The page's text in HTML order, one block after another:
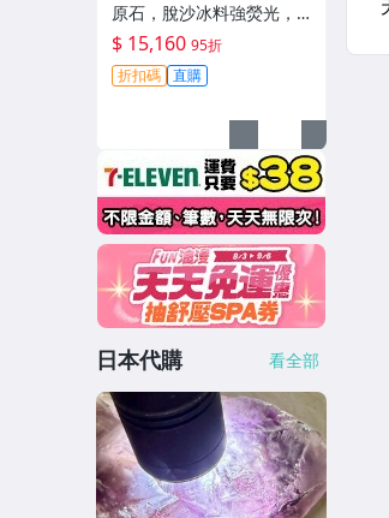
原石，脫沙冰料強熒光，
皮殼完整水頭佳，適合製
作手鐲掛件，蒼蠅翅表現
優異 翡翠 原石 手工
$ 15,160 95折
折扣碼 直購
日本代購 看全部